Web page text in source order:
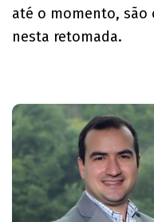
até o momento, são
nesta retomada.